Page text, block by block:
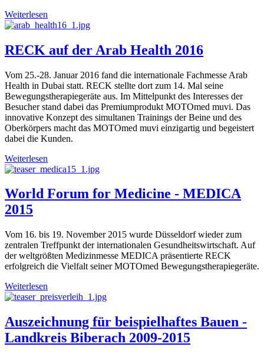
Weiterlesen
RECK auf der Arab Health 2016
Vom 25.-28. Januar 2016 fand die internationale Fachmesse Arab
Health in Dubai statt. RECK stellte dort zum 14. Mal seine
Bewegungstherapiegeräte aus. Im Mittelpunkt des Interesses der
Besucher stand dabei das Premiumprodukt MOTOmed muvi. Das
innovative Konzept des simultanen Trainings der Beine und des
Oberkörpers macht das MOTOmed muvi einzigartig und begeistert
dabei die Kunden.
Weiterlesen
World Forum for Medicine - MEDICA
2015
Vom 16. bis 19. November 2015 wurde Düsseldorf wieder zum
zentralen Treffpunkt der internationalen Gesundheitswirtschaft. Auf
der weltgrößten Medizinmesse MEDICA präsentierte RECK
erfolgreich die Vielfalt seiner MOTOmed Bewegungstherapiegeräte.
Weiterlesen
Auszeichnung für beispielhaftes Bauen -
Landkreis Biberach 2009-2015